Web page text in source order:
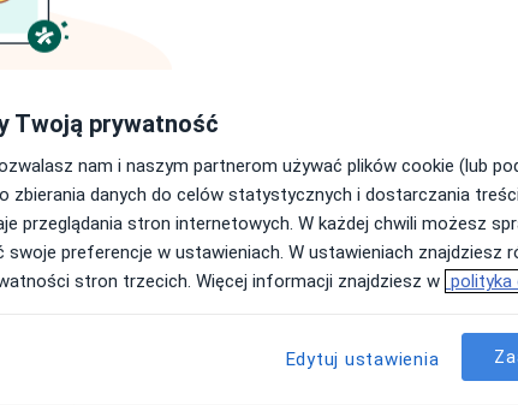
260 zł
Dziś
6 Sie
Jutro
7 Sie
Sob,
8 Sie
Ndz,
9 Sie
Umawianie online nie jest dostępne
Twoją prywatność
nam i naszym partnerom używać plików cookie (lub
zbierania danych do celów statystycznych i dostarczania
przeglądania stron internetowych. W każdej chwili możesz
swoje preferencje w ustawieniach. W ustawieniach znajdziesz
stron trzecich. Więcej informacji znajdziesz w polityka
Edytuj ustawienia